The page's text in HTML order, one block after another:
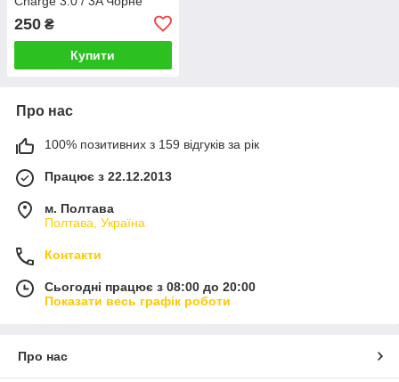
250 ₴
Купити
Про нас
100% позитивних з 159 відгуків за рік
Працює з 22.12.2013
м. Полтава
Полтава, Україна
Контакти
Сьогодні працює з 08:00 до 20:00
Показати весь графік роботи
Про нас